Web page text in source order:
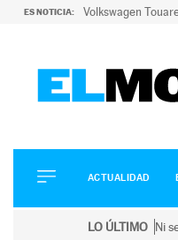
ES NOTICIA: Volkswagen
ELÉCTRICOS
CONDUCIR
ACTUALIDAD
LO ÚLTIMO Ni